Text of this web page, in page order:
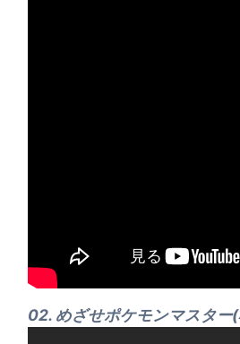
02. めざせポケモンマスター